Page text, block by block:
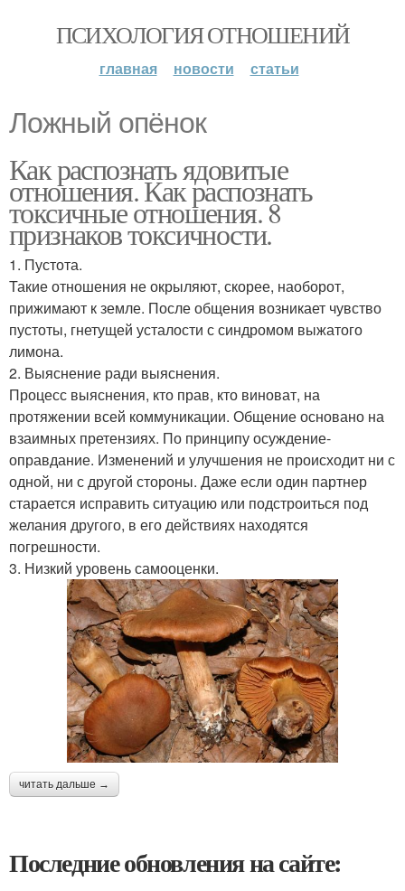
ПСИХОЛОГИЯ ОТНОШЕНИЙ
главная новости статьи
Ложный опёнок
Как распознать ядовитые
отношения. Как распознать
токсичные отношения. 8
признаков токсичности.
1. Пустота.
Такие отношения не окрыляют, скорее, наоборот,
прижимают к земле. После общения возникает чувство
пустоты, гнетущей усталости с синдромом выжатого
лимона.
2. Выяснение ради выяснения.
Процесс выяснения, кто прав, кто виноват, на
протяжении всей коммуникации. Общение основано на
взаимных претензиях. По принципу осуждение-
оправдание. Изменений и улучшения не происходит ни с
одной, ни с другой стороны. Даже если один партнер
старается исправить ситуацию или подстроиться под
желания другого, в его действиях находятся
погрешности.
3. Низкий уровень самооценки.
читать дальше →
Последние обновления на сайте: